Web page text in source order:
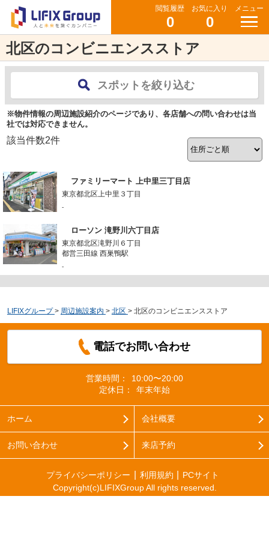
閲覧履歴
0
お気に入り
0
メニュー
北区のコンビニエンスストア
スポットを絞り込む
※物件情報の周辺施設紹介のページであり、各店舗への問い合わせは当
社では対応できません。
該当件数2件
ファミリーマート 上中里三丁目店
東京都北区上中里３丁目
-
ローソン 滝野川六丁目店
東京都北区滝野川６丁目
都営三田線 西巣鴨駅
-
LIFIXグループ > 周辺施設案内 > 北区 > 北区のコンビニエンスストア
電話でお問い合わせ
営業時間：
10:00〜20:00
定休日：
年末年始
ホーム 会社概要
お問い合わせ 来店予約
プライバシーポリシー 利用規約
PCサイト
Copyright(c)LIFIXGroup All rights reserved.